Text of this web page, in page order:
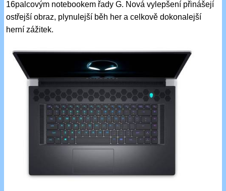
16palcovým notebookem řady G. Nová vylepšení přinášejí
ostřejší obraz, plynulejší běh her a celkově dokonalejší
herní zážitek.